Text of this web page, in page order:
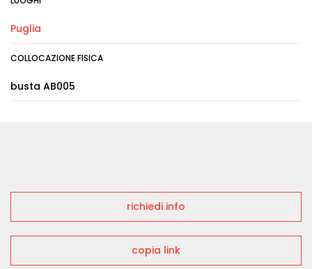
Puglia
COLLOCAZIONE FISICA
busta AB005
richiedi info
copia link